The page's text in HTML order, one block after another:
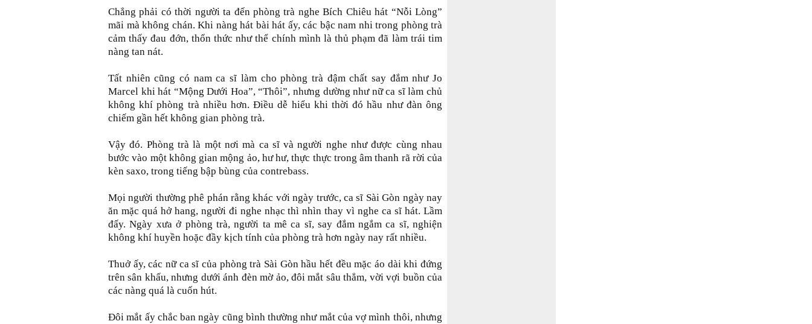
Chẳng phải có thời người ta đến phòng trà nghe Bích Chiêu hát “Nỗi Lòng”
mãi mà không chán. Khi nàng hát bài hát ấy, các bậc nam nhi trong phòng trà
cảm thấy đau đớn, thổn thức như thể chính mình là thủ phạm đã làm trái tim
nàng tan nát.
Tất nhiên cũng có nam ca sĩ làm cho phòng trà đậm chất say đắm như Jo
Marcel khi hát “Mộng Dưới Hoa”, “Thôi”, nhưng dường như nữ ca sĩ làm chủ
không khí phòng trà nhiều hơn. Điều dễ hiểu khi thời đó hầu như đàn ông
chiếm gần hết không gian phòng trà.
Vậy đó. Phòng trà là một nơi mà ca sĩ và người nghe như được cùng nhau
bước vào một không gian mộng ảo, hư hư, thực thực trong âm thanh rã rời của
kèn saxo, trong tiếng bập bùng của contrebass.
Mọi người thường phê phán rằng khác với ngày trước, ca sĩ Sài Gòn ngày nay
ăn mặc quá hở hang, người đi nghe nhạc thì nhìn thay vì nghe ca sĩ hát. Lầm
đấy. Ngày xưa ở phòng trà, người ta mê ca sĩ, say đắm ngắm ca sĩ, nghiện
không khí huyền hoặc đầy kịch tính của phòng trà hơn ngày nay rất nhiều.
Thuở ấy, các nữ ca sĩ của phòng trà Sài Gòn hầu hết đều mặc áo dài khi đứng
trên sân khấu, nhưng dưới ánh đèn mờ ảo, đôi mắt sâu thẳm, vời vợi buồn của
các nàng quá là cuốn hút.
Đôi mắt ấy chắc ban ngày cũng bình thường như mắt của vợ mình thôi, nhưng